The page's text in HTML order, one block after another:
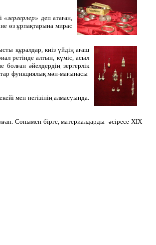
«зергерлер» деп атаған,
өз ұрпақтарына мирас
құралдар, киіз үйдің ағаш
ретінде алтын, күміс, асыл
әйелдердің зергерлік
функциялық мән-мағынасы
мен негізінің алмасуында.
Сонымен бірге, материалдарды әсіресе ХІХ